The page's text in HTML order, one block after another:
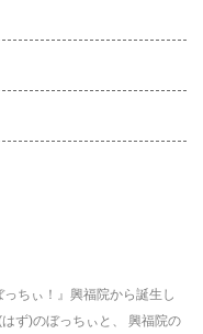
ちぃ！』興福院から誕生し
ず)のぼっちぃと、 興福院の